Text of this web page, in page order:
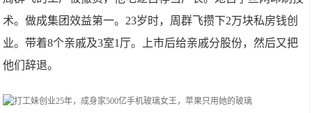
术。做成集团效益第一。23岁时，周群飞攒下2万块私房钱创
业。带着8个亲戚及3室1厅。上市后给亲戚分股份，然后又把
他们辞退。